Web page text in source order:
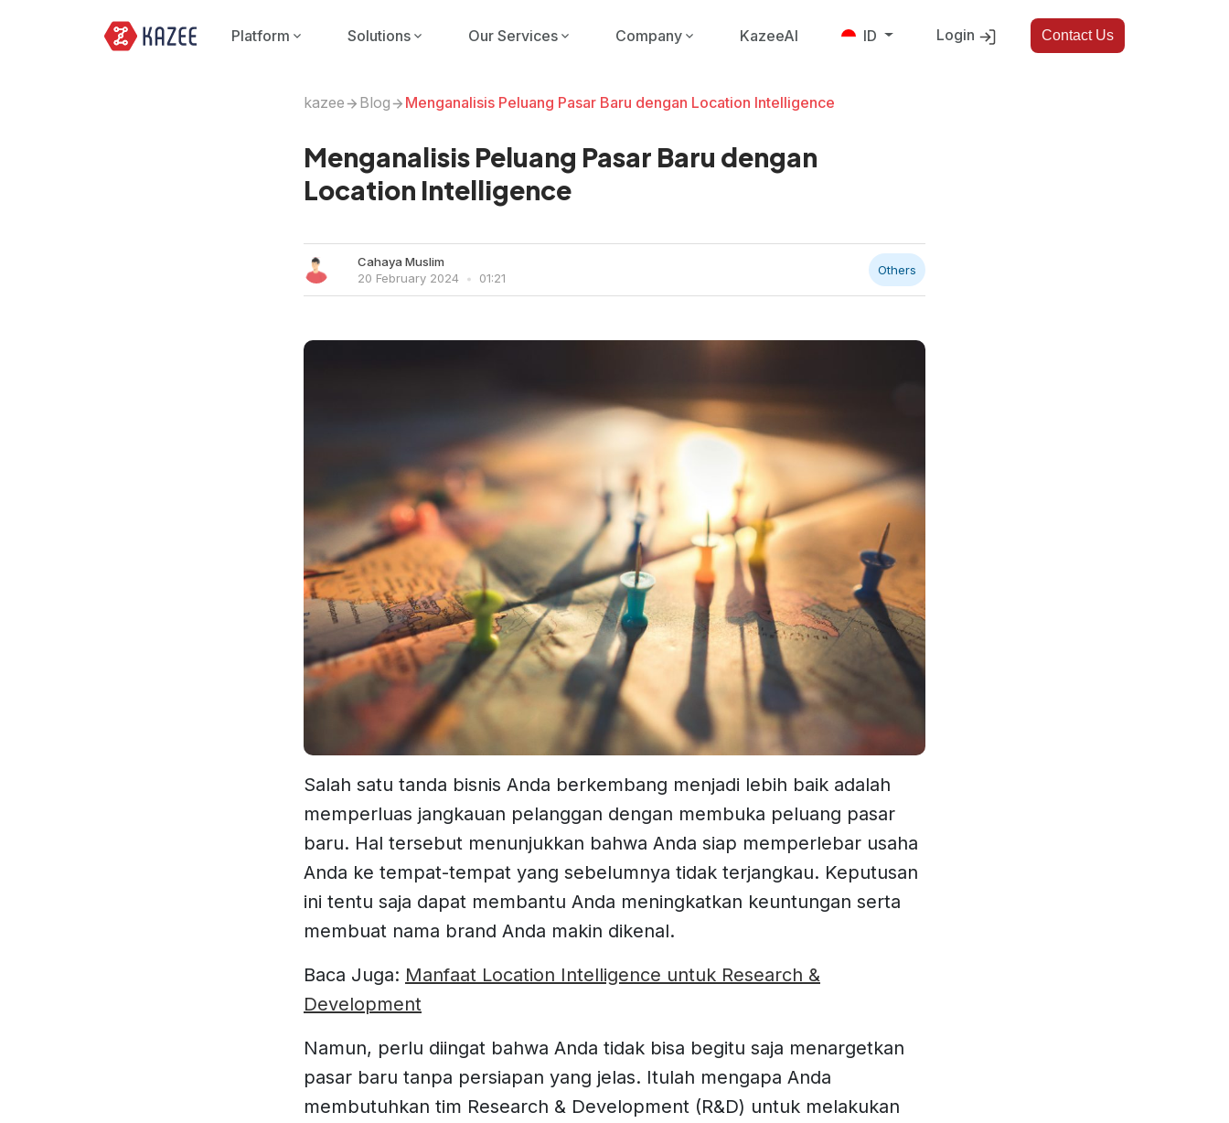
Platform Solutions Our Services Company KazeeAI ID Login Contact Us
kazee Blog Menganalisis Peluang Pasar Baru dengan Location Intelligence
Menganalisis Peluang Pasar Baru dengan
Location Intelligence
Cahaya Muslim
20 February 2024
01:21
Others
Salah satu tanda bisnis Anda berkembang menjadi lebih baik adalah
memperluas jangkauan pelanggan dengan membuka peluang pasar
baru. Hal tersebut menunjukkan bahwa Anda siap memperlebar usaha
Anda ke tempat-tempat yang sebelumnya tidak terjangkau. Keputusan
ini tentu saja dapat membantu Anda meningkatkan keuntungan serta
membuat nama brand Anda makin dikenal.
Baca Juga: Manfaat Location Intelligence untuk Research &
Development
Namun, perlu diingat bahwa Anda tidak bisa begitu saja menargetkan
pasar baru tanpa persiapan yang jelas. Itulah mengapa Anda
membutuhkan tim Research & Development (R&D) untuk melakukan